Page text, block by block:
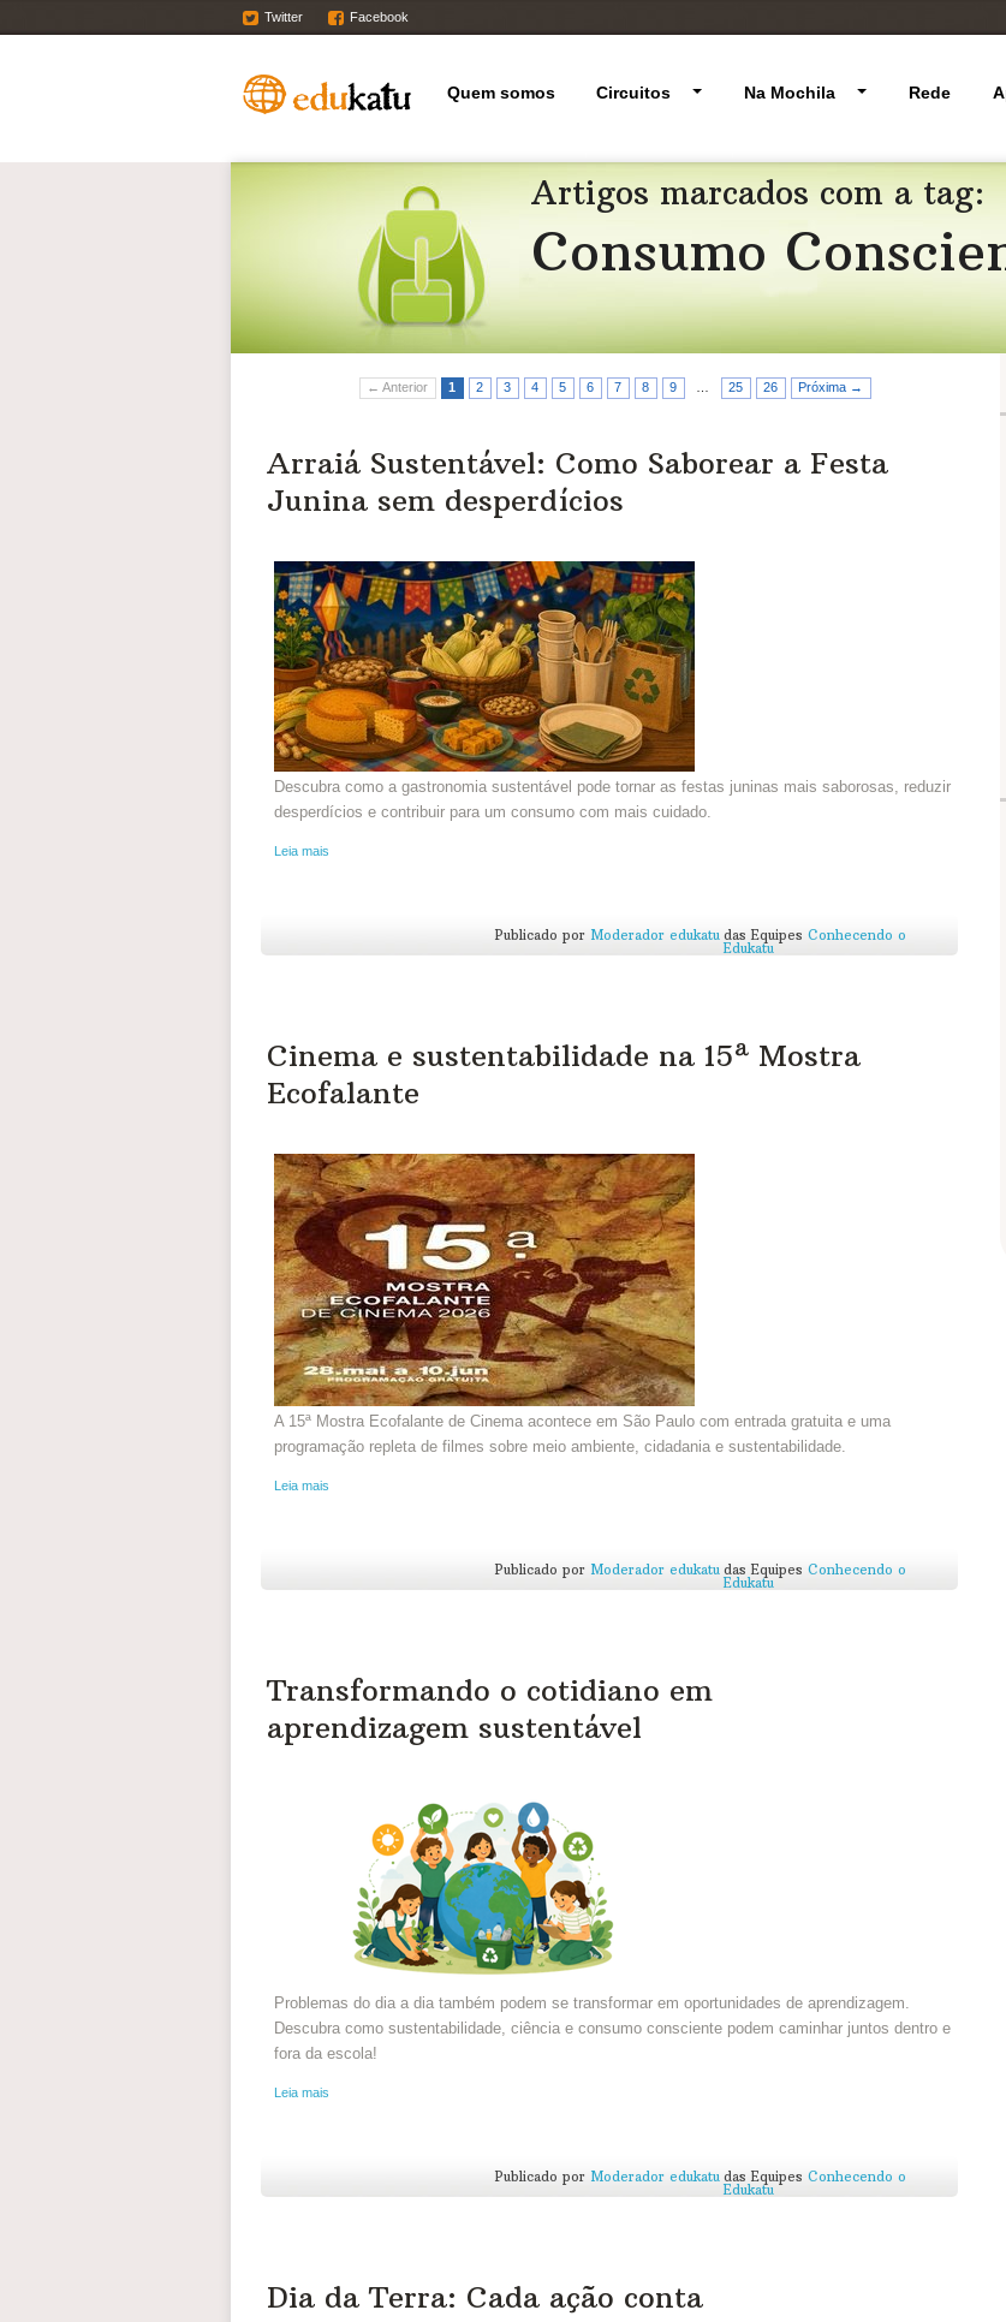
Twitter Facebook
Quem somos Circuitos Na Mochila Rede
Artigos marcados com a tag:
Consumo
← Anterior 1 2 3 4 5 6 7 8 9 25 26 Próxima →
Arraiá Sustentável: Como Saborear a Festa
Junina sem desperdícios
Descubra como a gastronomia sustentável pode tornar as festas juninas mais saborosas, reduzir
desperdícios e contribuir para um consumo com mais cuidado.
Leia mais
Publicado por Moderador edukatu das Equipes Conhecendo o
Edukatu
Cinema e sustentabilidade na 15ª Mostra
Ecofalante
A 15ª Mostra Ecofalante de Cinema acontece em São Paulo com entrada gratuita e uma
programação repleta de filmes sobre meio ambiente, cidadania e sustentabilidade.
Leia mais
Publicado por Moderador edukatu das Equipes Conhecendo o
Edukatu
Transformando o cotidiano em
aprendizagem sustentável
Problemas do dia a dia também podem se transformar em oportunidades de aprendizagem.
Descubra como sustentabilidade, ciência e consumo consciente podem caminhar juntos dentro e
fora da escola!
Leia mais
Publicado por Moderador edukatu das Equipes Conhecendo o
Edukatu
Dia da Terra: Cada ação conta